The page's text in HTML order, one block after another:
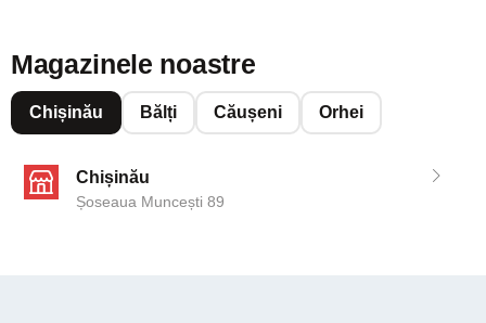
Magazinele noastre
Chișinău Bălți Căușeni Orhei
Chișinău
Șoseaua Muncești 89